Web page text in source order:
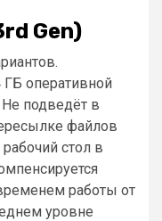
Gen)
оперативной
подведёт в
файлов
стол в
работы от
уровне